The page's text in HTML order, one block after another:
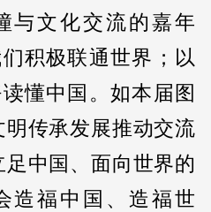
与文化交流的嘉年
积极联通世界；以
懂中国。如本届图
明传承发展推动交流
中国、面向世界的
造福中国、造福世